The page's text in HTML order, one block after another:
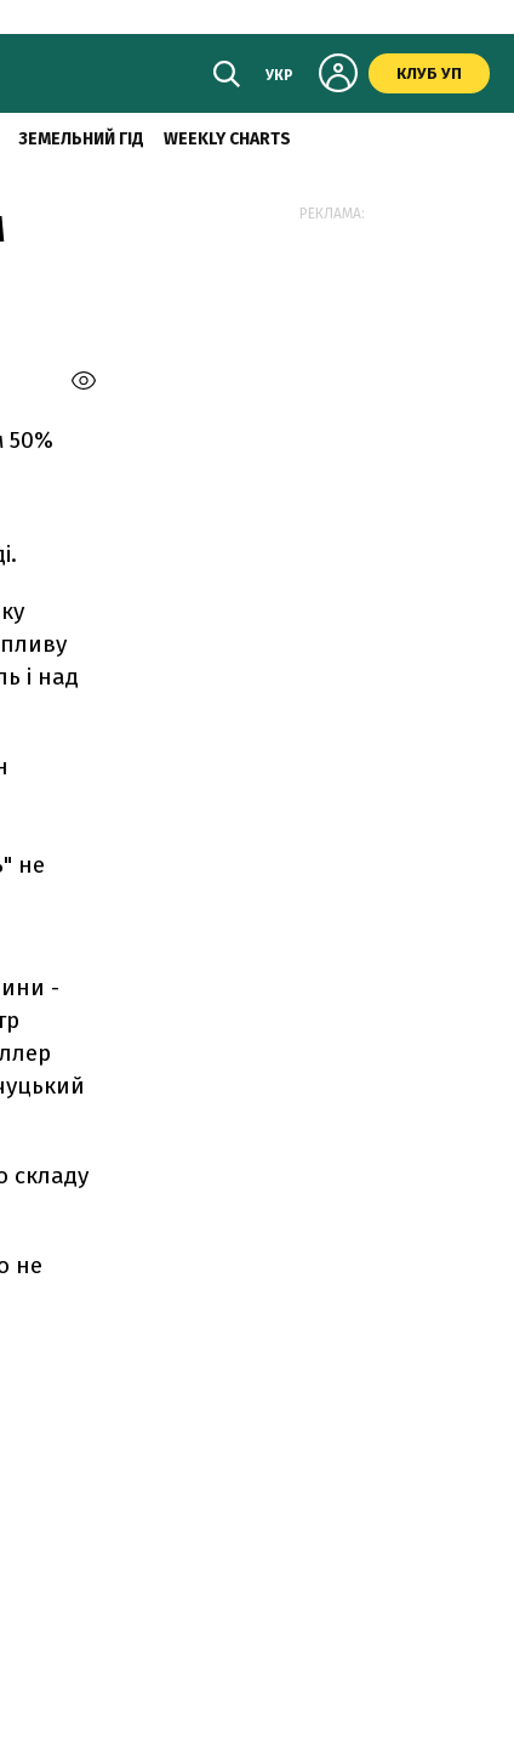
УКР КЛУБ УП
ЗЕМЕЛЬНИЙ ГІД WEEKLY CHARTS
50%
і над
не
-
складу
не
РЕКЛАМА: